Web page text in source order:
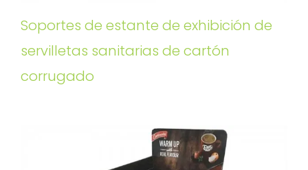
Soportes de estante de exhibición de
servilletas sanitarias de cartón
corrugado